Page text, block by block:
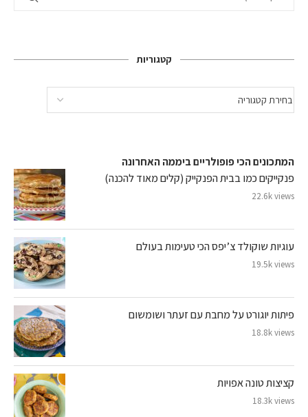
קטגוריות
המתכונים הכי פופולריים ביממה האחרונה
פנקייקים כמו בבית הפנקייק (קלים מאוד להכנה)
22.6k views
עוגיות שוקולד צ’יפס הכי טעימות בעולם
19.5k views
פיתות יוגורט על מחבת עם זעתר ושומשום
18.8k views
קציצות טונה אפויות
18.3k views